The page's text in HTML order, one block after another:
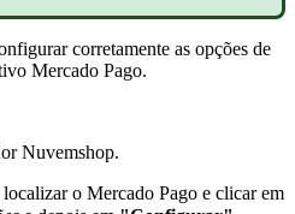
corretamente as opções de
Mercado Pago.
Nuvemshop.
localizar o Mercado Pago e clicar em